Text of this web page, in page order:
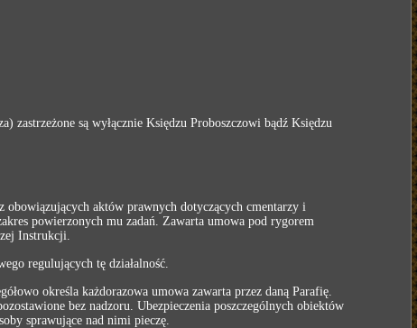
zastrzeżone są wyłącznie Księdzu Proboszczowi bądź Księdzu
aktów prawnych dotyczących cmentarzy i
powierzonych mu zadań. Zawarta umowa pod rygorem
Instrukcji.
regulujących tę działalność.
określa każdorazowa umowa zawarta przez daną Parafię.
bez nadzoru. Ubezpieczenia poszczególnych obiektów
sprawujące nad nimi pieczę.